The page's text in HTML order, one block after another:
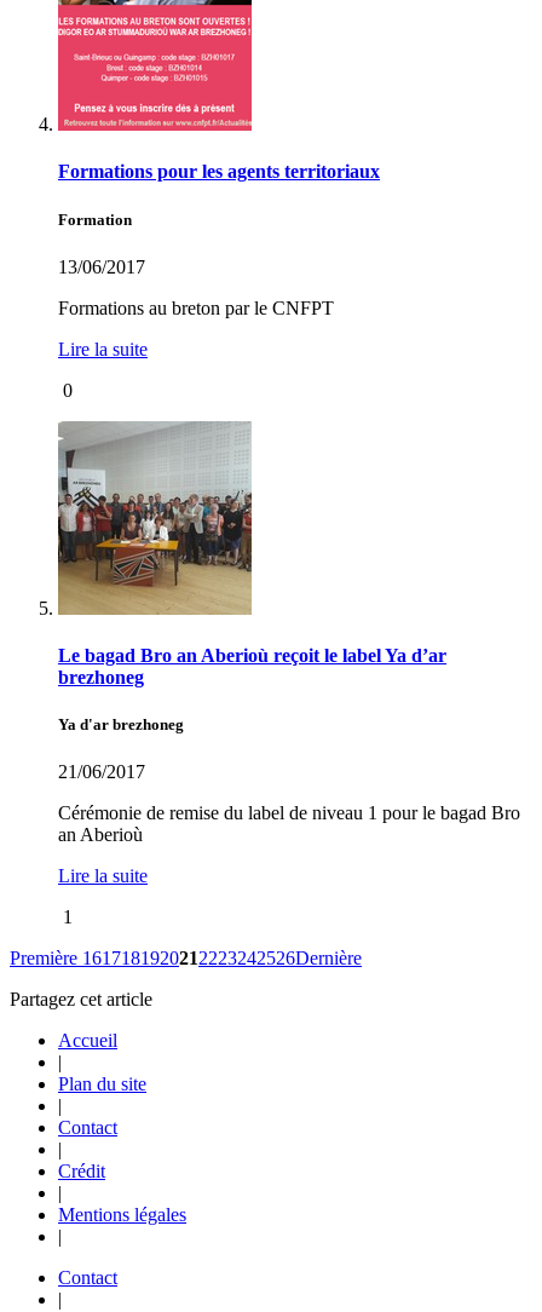
Formations pour les agents territoriaux
Formation
13/06/2017
Formations au breton par le CNFPT
Lire la suite
0
Le bagad Bro an Aberioù reçoit le label Ya d’ar
brezhoneg
Ya d'ar brezhoneg
21/06/2017
Cérémonie de remise du label de niveau 1 pour le bagad Bro
an Aberioù
Lire la suite
1
Première 1617181920212223242526Dernière
Partagez cet article
Accueil
|
Plan du site
|
Contact
|
Crédit
|
Mentions légales
|
Contact
|